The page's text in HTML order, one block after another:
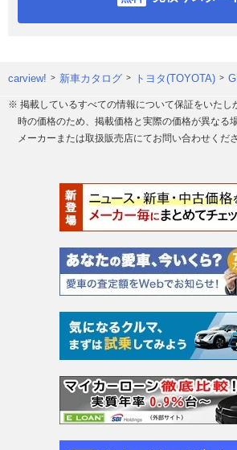
carview! 新車カタログ トヨタ(TOYOTA)
※ 掲載しているすべての情報について保証をいたし
時の価格のため、掲載価格と実際の価格が異なる
メーカーまたは取扱販売店にてお問い合わせくださ